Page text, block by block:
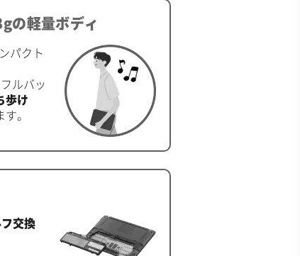
の軽量ボディ
パクト
ルバッ
歩け
。
交換